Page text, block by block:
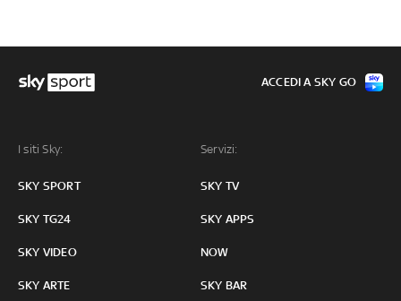
I siti Sky:
SKY SPORT
SKY TG24
SKY VIDEO
SKY ARTE
Servizi:
SKY TV
SKY APPS
NOW
SKY BAR
ACCEDI A SKY GO